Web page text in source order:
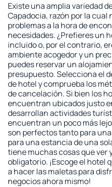
Existe una amplia variedad
Capadocia, razón por la
problemas a la hora de
necesidades. ¿Prefieres un
incluido o, por el contrario,
ambiente acogedor y un
puedes reservar un
presupuesto. Selecciona el
de hotel y comprueba los
de cancelación. Si bien los
encuentran ubicados justo
desarrollan actividades
encuentran un poco más
son perfectos tanto para
para una estancia de una
tiene muchas cosas que ver
obligatorio. ¡Escoge el hotel
a hacer las maletas para
negocios ahora mismo!